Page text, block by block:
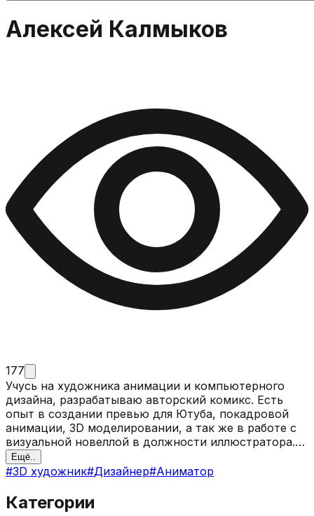
Алексей Калмыков
177
Учусь на художника анимации и компьютерного
дизайна, разрабатываю авторский комикс. Есть
опыт в создании превью для Ютуба, покадровой
анимации, 3D моделировании, а так же в работе с
визуальной новеллой в должности иллюстратора.
Хорошо разбираюсь в постановке кадра, имею
художественный вкус, чувство стиля и способен
Ещё..
#3D художник#Дизайнер#Аниматор
Категории